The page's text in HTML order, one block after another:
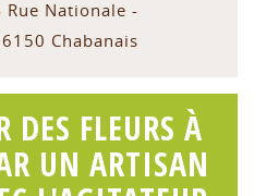
Rue Nationale -
Chabanais
DES FLEURS À
UN ARTISAN